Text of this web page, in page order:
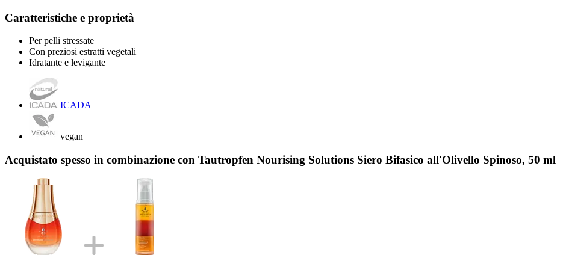
Caratteristiche e proprietà
Per pelli stressate
Con preziosi estratti vegetali
Idratante e levigante
ICADA
vegan
Acquistato spesso in combinazione con Tautropfen Nourising Solutions Siero Bifasico all'Olivello Spinoso, 50 ml